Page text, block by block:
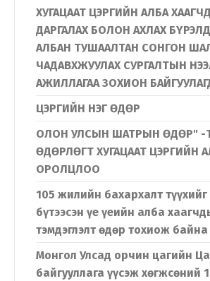
ХУГАЦААТ ЦЭРГИЙН АЛБА
ДАРГАЛАХ БОЛОН АХЛАХ
АЛБАН ТУШААЛТАН СОНГОН
ЧАДАВХЖУУЛАХ СУРГАЛТЫН
АЖИЛЛАГАА ЗОХИОН
ЦЭРГИЙН НЭГ ӨДӨР
ОЛОН УЛСЫН ШАТРЫН ӨДӨР" -
ӨДӨРЛӨГТ ХУГАЦААТ ЦЭРГИЙН
ОРОЛЦЛОО
105 жилийн бахархалт
бүтээсэн үе үеийн алба
тэмдэглэлт өдөр тохиож байна
Монгол Улсад орчин цагийн
байгууллага үүсэж хөгжсөний